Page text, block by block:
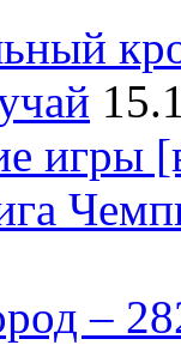
игры
–